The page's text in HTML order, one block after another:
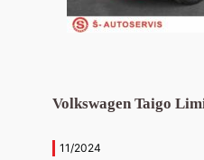
Volkswagen Taigo
11/2024